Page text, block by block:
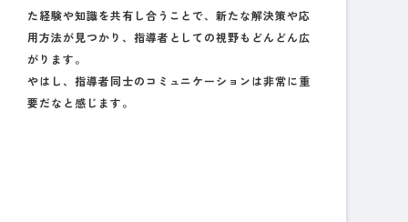
た経験や知識を共有し合うことで、新たな解決策や応
用方法が見つかり、指導者としての視野もどんどん広
がります。
やはし、指導者同士のコミュニケーションは非常に重
要だなと感じます。